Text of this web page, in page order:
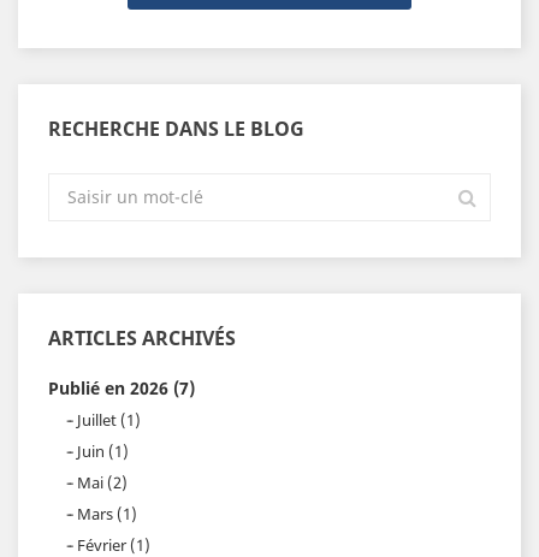
RECHERCHE DANS LE BLOG
ARTICLES ARCHIVÉS
Publié en 2026 (7)
Juillet (1)
Juin (1)
Mai (2)
Mars (1)
Février (1)